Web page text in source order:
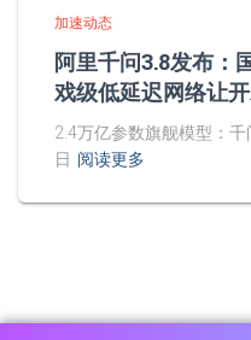
加速动态
阿里千问3.8发布：
戏级低延迟网络让
2.4万亿参数旗舰模型：
日 阅读更多